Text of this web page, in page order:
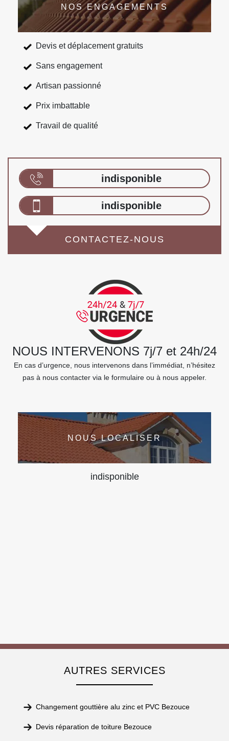
NOS ENGAGEMENTS
Devis et déplacement gratuits
Sans engagement
Artisan passionné
Prix imbattable
Travail de qualité
indisponible
indisponible
CONTACTEZ-NOUS
NOUS INTERVENONS 7j/7 et 24h/24
En cas d’urgence, nous intervenons dans l’immédiat, n’hésitez
pas à nous contacter via le formulaire ou à nous appeler.
NOUS LOCALISER
indisponible
AUTRES SERVICES
Changement gouttière alu zinc et PVC Bezouce
Devis réparation de toiture Bezouce